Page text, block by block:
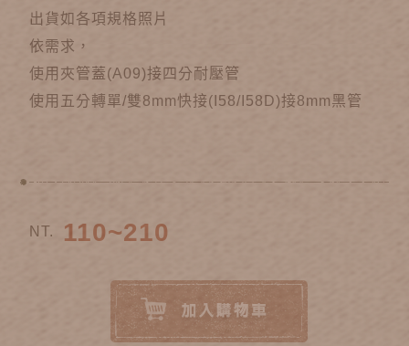
出貨如各項規格照片
依需求，
使用夾管蓋(A09)接四分耐壓管
使用五分轉單/雙8mm快接(I58/I58D)接8mm黑管
NT. 110~210